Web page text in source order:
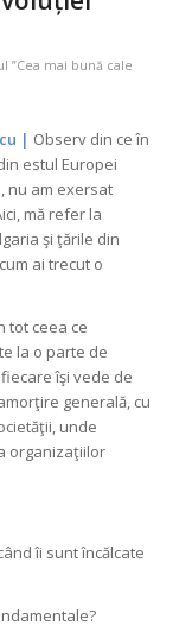
”Cea mai bună cale
| Observ din ce în
estul Europei
nu am exersat
mă refer la
şi ţările din
ai trecut o
tot ceea ce
la o parte de
îşi vede de
generală, cu
unde
organizaţiilor
îi sunt încălcate